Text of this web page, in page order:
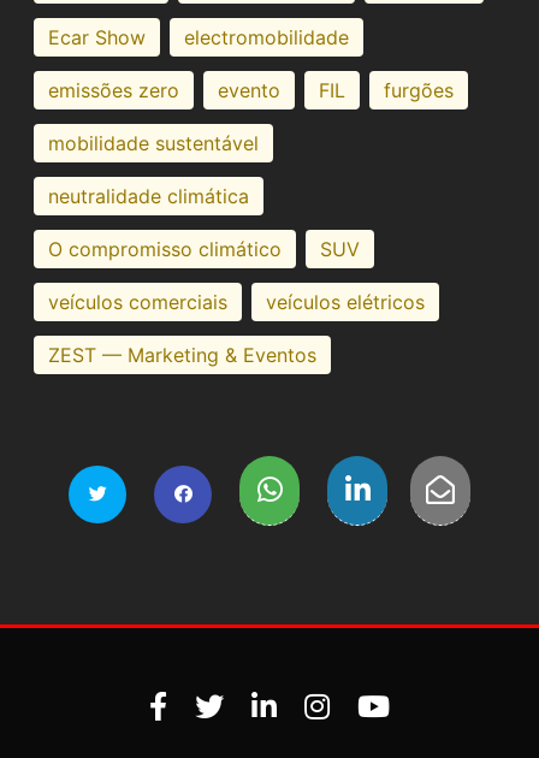
Ecar Show electromobilidade
emissões zero evento FIL furgões
mobilidade sustentável
neutralidade climática
O compromisso climático SUV
veículos comerciais veículos elétricos
ZEST — Marketing & Eventos